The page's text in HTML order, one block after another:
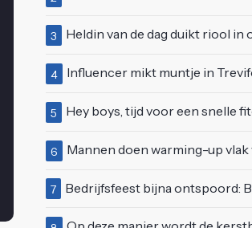
3 Heldin van de dag duikt riool in om een complete
4 Influencer mikt muntje in Trevifontein, maar
5 Hey boys, tijd voor een snelle
6 Mannen doen warming-up vlak voordat ze een
7 Bedrijfsfeest bijna ontspoord: Beelden van een